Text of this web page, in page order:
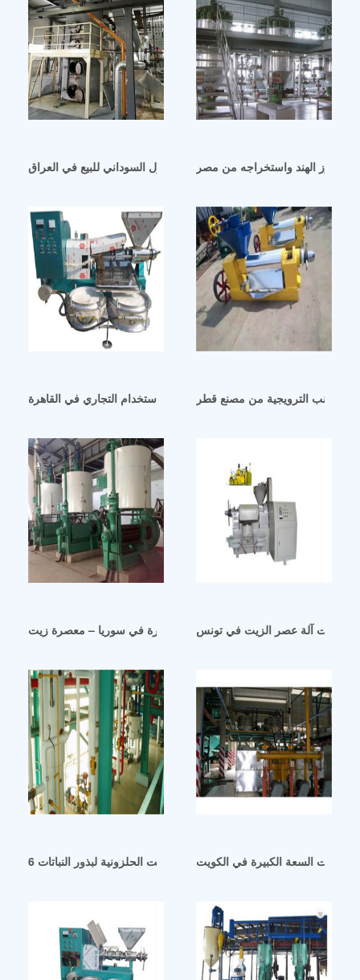
آلة عصر زيت الفول السوداني للبيع في العراقجوز الهند واستخراجه من مصر
زيتون اوتوماتيكية من الستانلس ستيل للاستخدام التجاري في القاهرة
العنب الترويجية من مصنع قطر
آلة عصر الزيت الصغيرة في سوريا – معصرة زيتالزيت آلة عصر الزيت في تونس
آلة عصر الزيت الحلزونية لبذور النباتات 6yl-68 في أربيل
ذات السعة الكبيرة في الكويت